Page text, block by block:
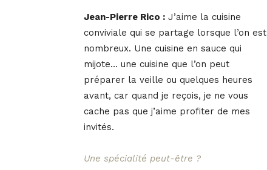
Jean-Pierre Rico : J’aime la cuisine
conviviale qui se partage lorsque l’on est
nombreux. Une cuisine en sauce qui
mijote… une cuisine que l’on peut
préparer la veille ou quelques heures
avant, car quand je reçois, je ne vous
cache pas que j’aime profiter de mes
invités.
Une spécialité peut-être ?